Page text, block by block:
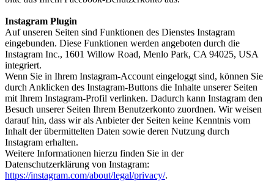
Instagram Plugin
Auf unseren Seiten sind Funktionen des Dienstes Instagram
eingebunden. Diese Funktionen werden angeboten durch die
Instagram Inc., 1601 Willow Road, Menlo Park, CA 94025, USA
integriert.
Wenn Sie in Ihrem Instagram-Account eingeloggt sind, können Sie
durch Anklicken des Instagram-Buttons die Inhalte unserer Seiten
mit Ihrem Instagram-Profil verlinken. Dadurch kann Instagram den
Besuch unserer Seiten Ihrem Benutzerkonto zuordnen. Wir weisen
darauf hin, dass wir als Anbieter der Seiten keine Kenntnis vom
Inhalt der übermittelten Daten sowie deren Nutzung durch
Instagram erhalten.
Weitere Informationen hierzu finden Sie in der
Datenschutzerklärung von Instagram:
https://instagram.com/about/legal/privacy/.